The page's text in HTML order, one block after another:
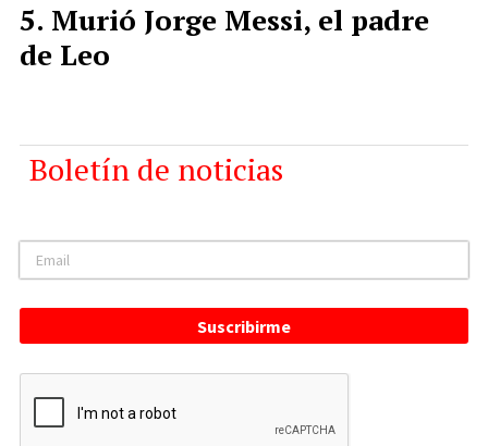
Murió Jorge Messi, el padre
de Leo
Boletín de noticias
Suscribirme